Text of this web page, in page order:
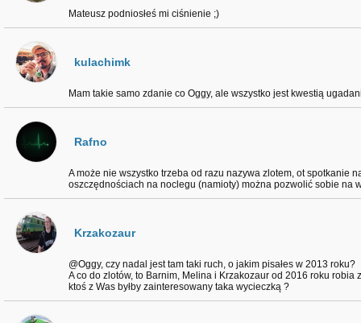
Mateusz podniosłeś mi ciśnienie ;)
kulachimk
Mam takie samo zdanie co Oggy, ale wszystko jest kwestią
Rafno
A może nie wszystko trzeba od razu nazywa zlotem, ot spotkanie
oszczędnościach na noclegu (namioty) można pozwolić sobie na
Krzakozaur
@Oggy, czy nadal jest tam taki ruch, o jakim pisałes w 2013 roku?
A co do zlotów, to Barnim, Melina i Krzakozaur od 2016 roku robia
ktoś z Was byłby zainteresowany taka wycieczką ?